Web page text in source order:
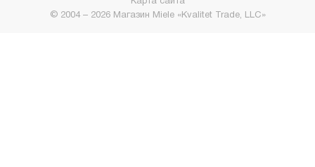
© 2004 – 2026 Магазин Miele «Kvalitet Trade, LLC»